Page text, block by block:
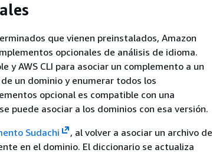
que vienen preinstalados, Amazon
opcionales de análisis de idioma.
y AWS CLI para asociar un complemento a un
un dominio y enumerar todos los
opcional es compatible con una
puede asociar a los dominios con esa versión.
Sudachi
, al volver a asociar un archivo de
en el dominio. El diccionario se actualiza